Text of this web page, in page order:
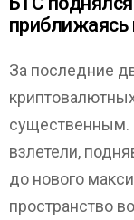
За последние
существенным.
взлетели,
до нового
пространство